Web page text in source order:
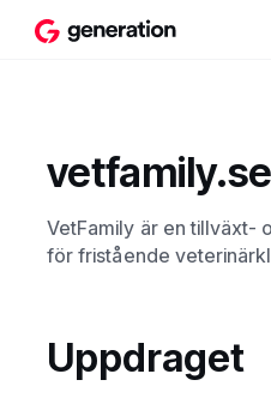
vetfamily.se
VetFamily är en tillväxt-
för fristående
Uppdraget